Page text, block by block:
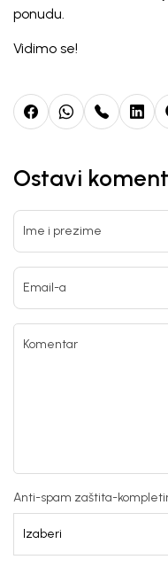
ponudu.
Vidimo se!
Ostavi
Ime i prezime
Email-a
Komentar
Anti-spam zaštita-